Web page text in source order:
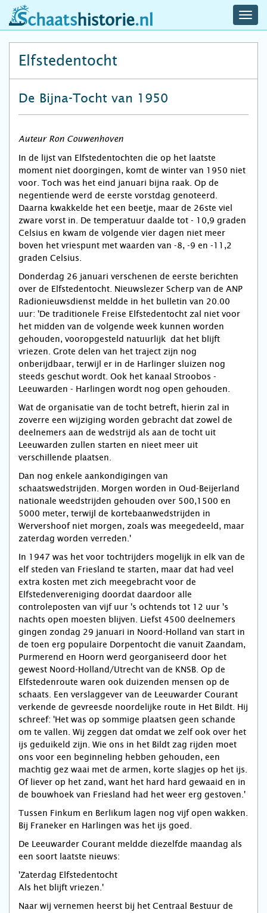
schaatshistorie.nl
Elfstedentocht
De Bijna-Tocht van 1950
Auteur Ron Couwenhoven
In de lijst van Elfstedentochten die op het laatste
moment niet doorgingen, komt de winter van 1950 niet
voor. Toch was het eind januari bijna raak. Op de
negentiende werd de eerste vorstdag genoteerd.
Daarna kwakkelde het een beetje, maar de 26ste viel
zware vorst in. De temperatuur daalde tot - 10,9 graden
Celsius en kwam de volgende vier dagen niet meer
boven het vriespunt met waarden van -8, -9 en -11,2
graden Celsius.
Donderdag 26 januari verschenen de eerste berichten
over de Elfstedentocht. Nieuwslezer Scherp van de ANP
Radionieuwsdienst meldde in het bulletin van 20.00
uur: 'De traditionele Freise Elfstedentocht zal niet voor
het midden van de volgende week kunnen worden
gehouden, vooropgesteld natuurlijk dat het blijft
vriezen. Grote delen van het traject zijn nog
onberijdbaar, terwijl er in de Harlinger sluizen nog
steeds geschut wordt. Ook het kanaal Stroobos -
Leeuwarden - Harlingen wordt nog open gehouden.
Wat de organisatie van de tocht betreft, hierin zal in
zoverre een wijziging worden gebracht dat zowel de
deelnemers aan de wedstrijd als aan de tocht uit
Leeuwarden zullen starten en nieet meer uit
verschillende plaatsen.
Dan nog enkele aankondigingen van
schaatswedstrijden. Morgen worden in Oud-Beijerland
nationale weedstrijden gehouden over 500,1500 en
5000 meter, terwijl de kortebaanwedstrijden in
Wervershoof niet morgen, zoals was meegedeeld, maar
zaterdag worden verreden.'
In 1947 was het voor tochtrijders mogelijk in elk van de
elf steden van Friesland te starten, maar dat had veel
extra kosten met zich meegebracht voor de
Elfstedenvereniging doordat daardoor alle
controleposten van vijf uur 's ochtends tot 12 uur 's
nachts open moesten blijven. Liefst 4500 deelnemers
gingen zondag 29 januari in Noord-Holland van start in
de toen erg populaire Dorpentocht die vanuit Zaandam,
Purmerend en Hoorn werd georganiseerd door het
gewest Noord-Holland/Utrecht van de KNSB. Op de
Elfstedenroute waren ook duizenden mensen op de
schaats. Een verslaggever van de Leeuwarder Courant
verkende de gevreesde noordelijke route in Het Bildt. Hij
schreef: 'Het was op sommige plaatsen geen schande
om te vallen. Wij zeggen dat omdat we zelf ook over het
ijs geduikeld zijn. Wie ons in het Bildt zag rijden moet
ons voor een beginneling hebben gehouden, een
machtig gez waai met de armen, korte slagjes op het ijs.
Of liever op het zand, want het hard hard gewaaid en in
de bouwhoek van Friesland had het weer erg gestoven.'
Tussen Finkum en Berlikum lagen nog vijf open wakken.
Bij Franeker en Harlingen was het ijs goed.
De Leeuwarder Courant meldde diezelfde maandag als
een soort laatste nieuws:
'Zaterdag Elfstedentocht
Als het blijft vriezen.'
Naar wij vernemen heerst bij het Centraal Bestuur de